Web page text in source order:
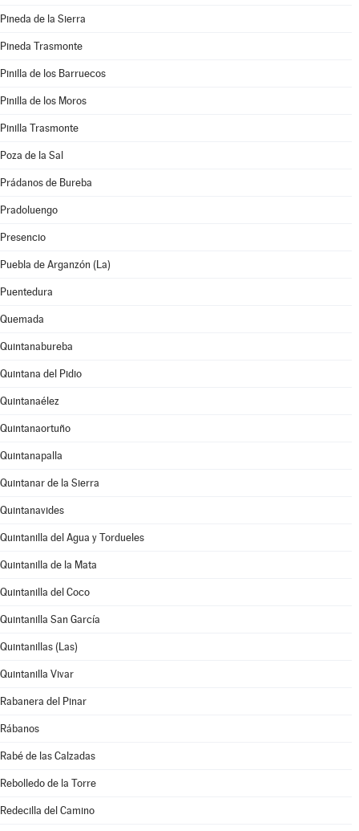
Pineda de la Sierra
Pineda Trasmonte
Pinilla de los Barruecos
Pinilla de los Moros
Pinilla Trasmonte
Poza de la Sal
Prádanos de Bureba
Pradoluengo
Presencio
Puebla de Arganzón (La)
Puentedura
Quemada
Quintanabureba
Quintana del Pidio
Quintanaélez
Quintanaortuño
Quintanapalla
Quintanar de la Sierra
Quintanavides
Quintanilla del Agua y Tordueles
Quintanilla de la Mata
Quintanilla del Coco
Quintanilla San García
Quintanillas (Las)
Quintanilla Vivar
Rabanera del Pinar
Rábanos
Rabé de las Calzadas
Rebolledo de la Torre
Redecilla del Camino